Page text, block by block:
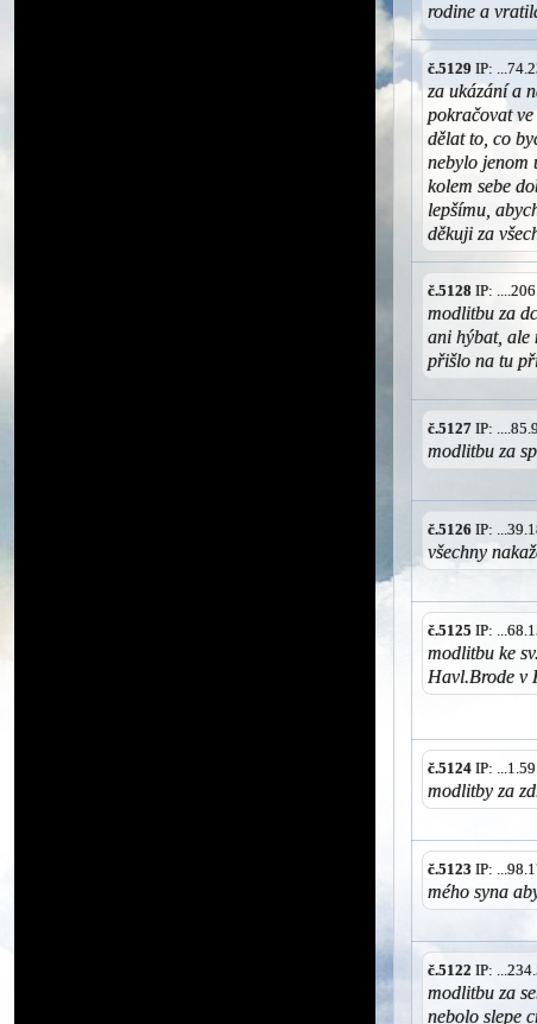
rodine a
č.5129 IP:
za ukázání a
pokračovat
dělat to, co
nebylo jenom
kolem sebe
lepšímu,
děkuji za
č.5128 IP:
modlitbu za
ani hýbat, ale
přišlo na tu
č.5127 IP:
modlitbu za
č.5126 IP:
všechny
č.5125 IP:
modlitbu ke
Havl.Brode v
č.5124 IP:
modlitby za
č.5123 IP:
mého syna
č.5122 IP:
modlitbu za
nebolo slepe